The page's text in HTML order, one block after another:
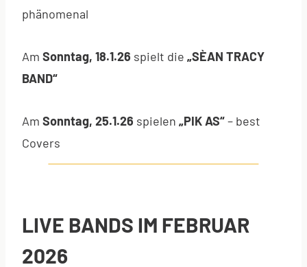
phänomenal
Am Sonntag, 18.1.26 spielt die „SÈAN TRACY
BAND“
Am Sonntag, 25.1.26 spielen „PIK AS“– best
Covers
LIVE BANDS IM FEBRUAR
2026